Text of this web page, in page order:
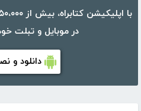
در موبایل و تبلت
دانلود و